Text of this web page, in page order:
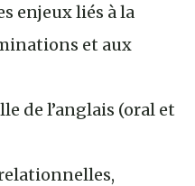
enjeux liés à la
et aux
de l’anglais (oral et